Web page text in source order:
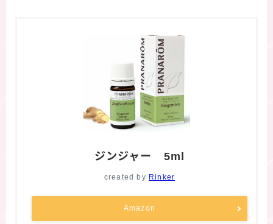
ジンジャー 5ml
created by Rinker
Amazon